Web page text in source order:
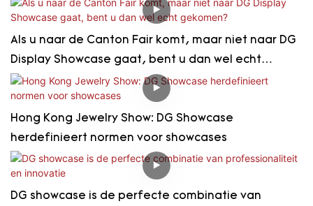
Als u naar de Canton Fair komt, maar niet naar DG
Display Showcase gaat, bent u dan wel echt
gekomen?
Hong Kong Jewelry Show: DG Showcase
herdefinieert normen voor showcases
DG showcase is de perfecte combinatie van